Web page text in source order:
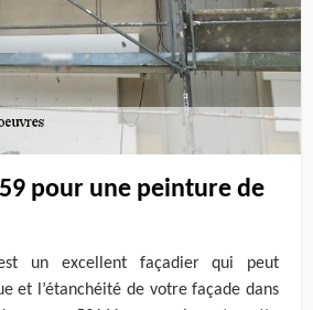
pour une peinture de
un excellent façadier qui peut
et l’étanchéité de votre façade dans